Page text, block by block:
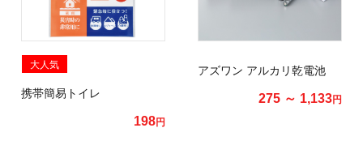
大人気
携帯簡易トイレ
198円
アズワン アルカリ乾電池
275 ～ 1,133円